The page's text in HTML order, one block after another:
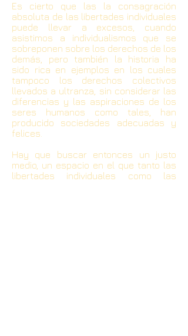
Es cierto que las la consagración
absoluta de las libertades individuales
puede llevar a excesos, cuando
asistimos a individualismos que se
sobreponen sobre los derechos de los
demás, pero también la historia ha
sido rica en ejemplos en los cuales
tampoco los derechos colectivos
llevados a ultranza, sin considerar las
diferencias y las aspiraciones de los
seres humanos como tales, han
producido sociedades adecuadas y
felices.
Hay que buscar entonces un justo
medio, un espacio en el que tanto las
libertades individuales como las